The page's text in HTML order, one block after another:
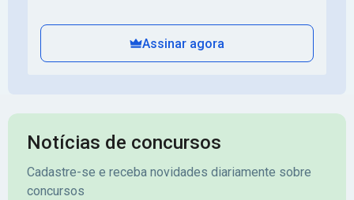
Assinar agora
Notícias de concursos
Cadastre-se e receba novidades diariamente sobre
concursos